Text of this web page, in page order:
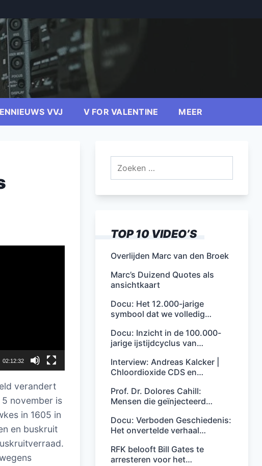
VVJ V FOR VALENTINE MEER
02:12:32
verandert
november is
in 1605 in
en buskruit
TOP 10 VIDEO’S
Overlijden Marc van den Broek
Marc’s Duizend Quotes als
ansichtkaart
Docu: Het 12.000-jarige
symbool dat we volledig…
Docu: Inzicht in de 100.000-
jarige ijstijdcyclus van…
Interview: Andreas Kalcker |
Chloordioxide CDS en…
Prof. Dr. Dolores Cahill:
Mensen die geïnjecteerd…
Docu: Verboden Geschiedenis:
Het onvertelde verhaal…
RFK belooft Bill Gates te
arresteren voor het…